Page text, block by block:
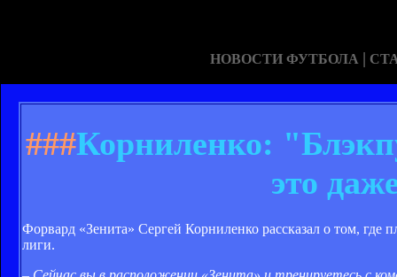
НОВОСТИ ФУТБОЛА |
###Корниленко:
это
Форвард «Зенита» Сергей Корниленко рассказал о том, где
лиги.